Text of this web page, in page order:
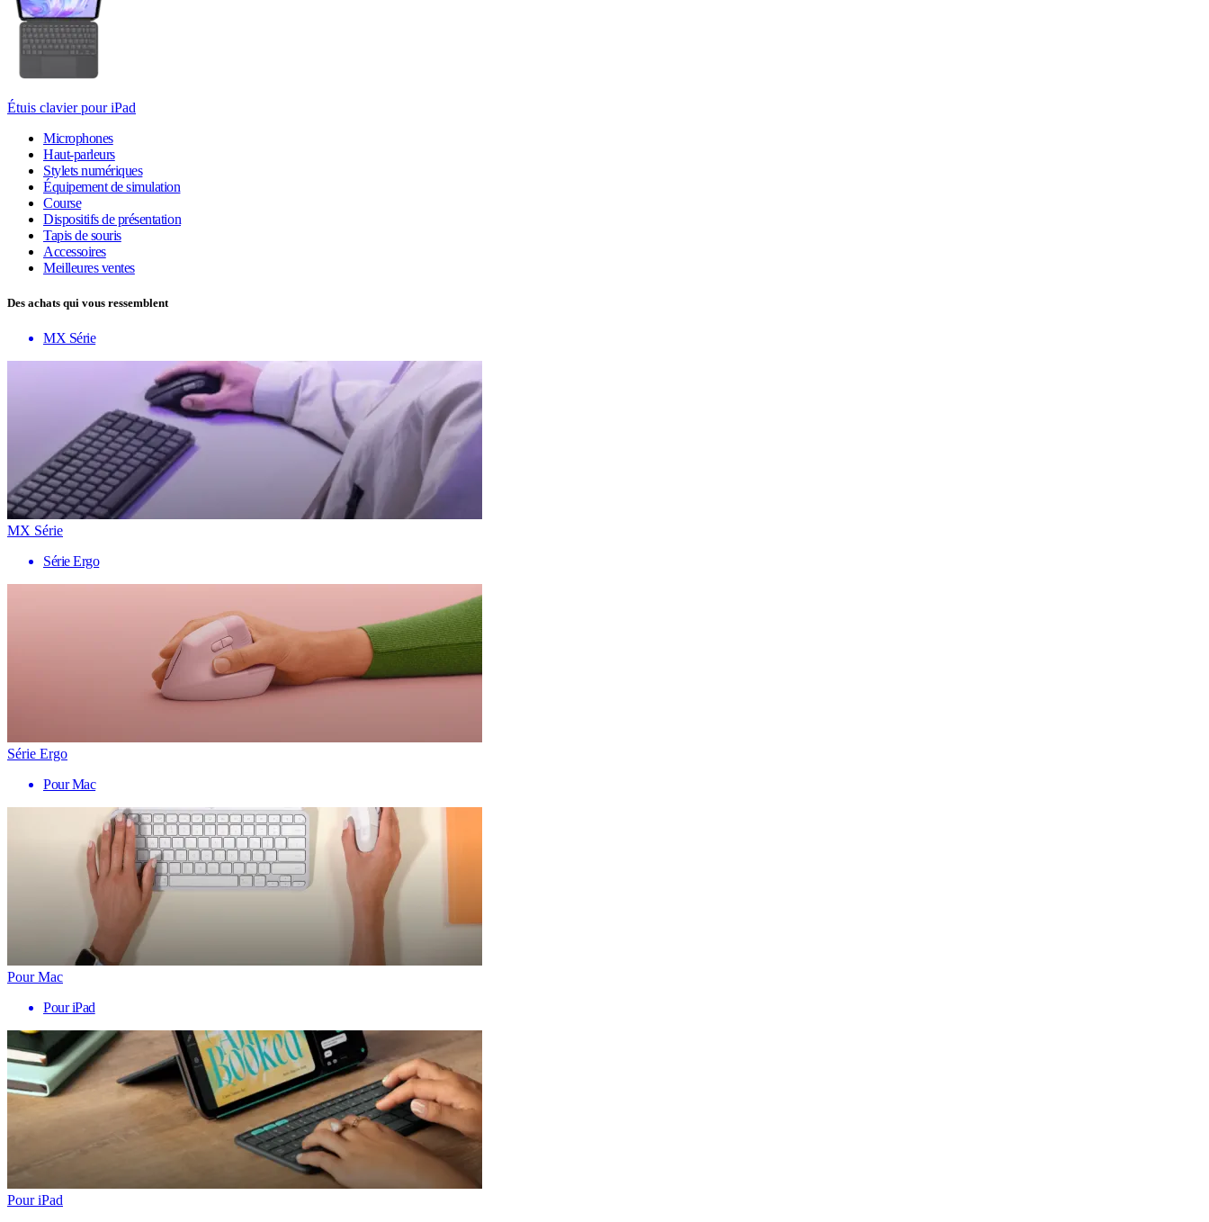
Étuis clavier pour iPad
Microphones
Haut-parleurs
Stylets numériques
Équipement de simulation
Course
Dispositifs de présentation
Tapis de souris
Accessoires
Meilleures ventes
Des achats qui vous ressemblent
MX Série
MX Série
Série Ergo
Série Ergo
Pour Mac
Pour Mac
Pour iPad
Pour iPad